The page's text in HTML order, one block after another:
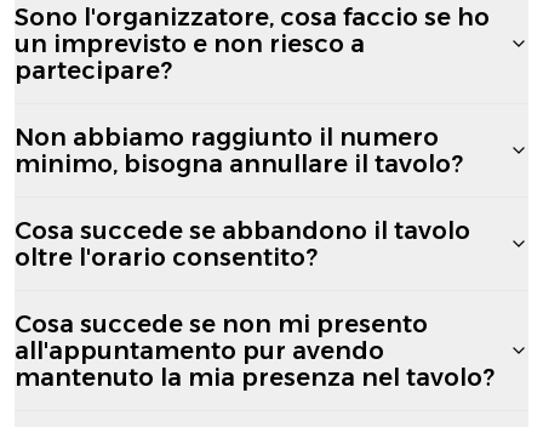
Sono l'organizzatore, cosa faccio se ho
un imprevisto e non riesco a
partecipare?
Non abbiamo raggiunto il numero
minimo, bisogna annullare il tavolo?
Cosa succede se abbandono il tavolo
oltre l'orario consentito?
Cosa succede se non mi presento
all'appuntamento pur avendo
mantenuto la mia presenza nel tavolo?